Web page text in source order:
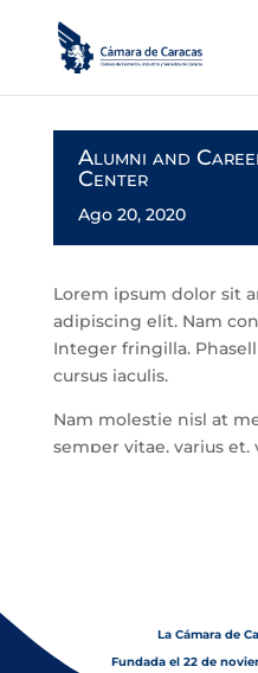
Alumni and
Center
Ago 20, 2020
Lorem ipsum dolor sit
adipiscing elit. Nam
Integer fringilla.
cursus iaculis.
Nam molestie nisl at
semper vitae, varius et,
La Cámara de
Fundada el 22 de